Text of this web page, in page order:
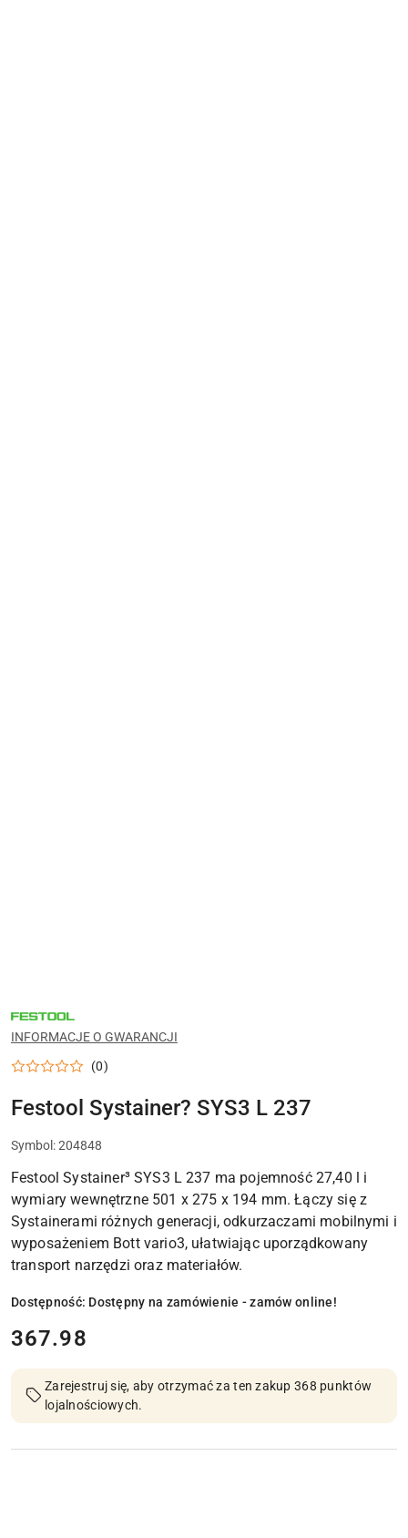
NARZĘDZIA
FESTOOL
DO
WARSZTATU,
MONTAŻU
WYKOŃCZENIOWYCH
INFORMACJE O GWARANCJI
(0)
Festool Systainer? SYS3 L 237
Symbol:204848
Festool Systainer³ SYS3 L 237 ma pojemność 27,40 l i
wymiary wewnętrzne 501 x 275 x 194 mm. Łączy się z
Systainerami różnych generacji, odkurzaczami mobilnymi i
wyposażeniem Bott vario3, ułatwiając uporządkowany
transport narzędzi oraz materiałów.
Dostępność: Dostępny na zamówienie - zamów online!
cena:
367.98
Zarejestruj się, aby otrzymać za ten zakup 368 punktów
lojalnościowych.